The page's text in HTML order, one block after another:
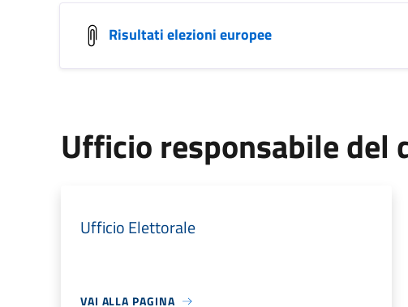
Risultati elezioni europee
Ufficio responsabile del
Ufficio Elettorale
VAI ALLA PAGINA